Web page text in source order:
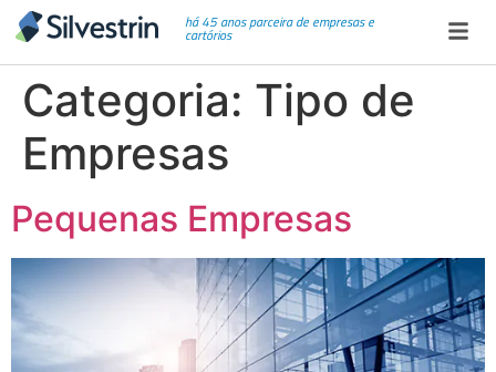
há 45 anos parceira de empresas e
cartórios
Categoria: Tipo de
Empresas
Pequenas Empresas